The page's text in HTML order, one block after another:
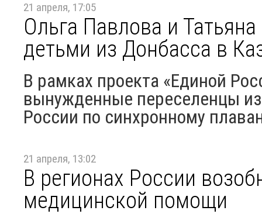
21 апреля, 17:05
Ольга Павлова и
детьми из Донбасса в
В рамках проекта «Единой
вынужденные переселенцы
России по синхронному
21 апреля, 13:02
В регионах России
медицинской помощи